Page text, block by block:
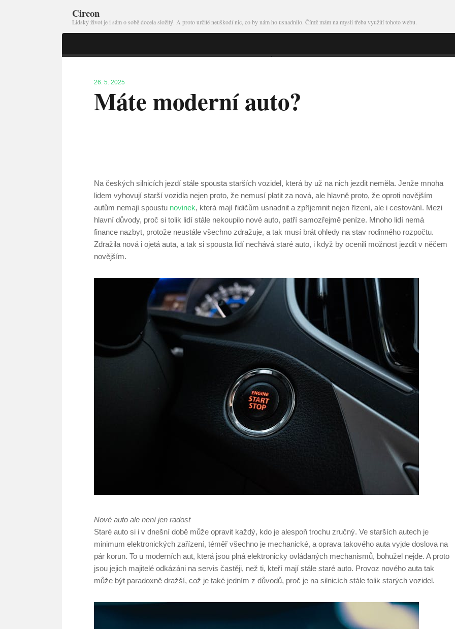
Circon
Lidský život je i sám o sobě docela složitý. A proto určitě neuškodí nic, co by nám ho usnadnilo. Čímž mám na mysli třeba využití tohoto webu.
26. 5. 2025
Máte moderní auto?
Na českých silnicích jezdí stále spousta starších vozidel, která by už na nich jezdit neměla. Jenže mnoha
lidem vyhovují starší vozidla nejen proto, že nemusí platit za nová, ale hlavně proto, že oproti novějším
autům nemají spoustunovinek, která mají řidičům usnadnit a zpříjemnit nejen řízení, ale i cestování. Mezi
hlavní důvody, proč si tolik lidí stále nekoupilo nové auto, patří samozřejmě peníze. Mnoho lidí nemá
finance nazbyt, protože neustále všechno zdražuje, a tak musí brát ohledy na stav rodinného rozpočtu.
Zdražila nová i ojetá auta, a tak si spousta lidí nechává staré auto, i když by ocenili možnost jezdit v něčem
novějším.
Nové auto ale není jen radost
Staré auto si i v dnešní době může opravit každý, kdo je alespoň trochu zručný. Ve starších autech je
minimum elektronických zařízení, téměř všechno je mechanické, a oprava takového auta vyjde doslova na
pár korun. To u moderních aut, která jsou plná elektronicky ovládaných mechanismů, bohužel nejde. A proto
jsou jejich majitelé odkázáni na servis častěji, než ti, kteří mají stále staré auto. Provoz nového auta tak
může být paradoxně dražší, což je také jedním z důvodů, proč je na silnicích stále tolik starých vozidel.